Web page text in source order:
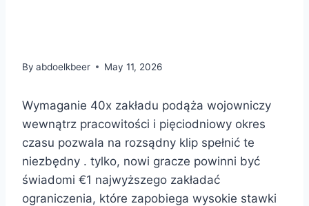
By abdoelkbeer May 11, 2026
Wymaganie 40x zakładu podąża wojowniczy
wewnątrz pracowitości i pięciodniowy okres
czasu pozwala na rozsądny klip spełnić te
niezbędny . tylko, nowi gracze powinni być
świadomi €1 najwyższego zakładać
ograniczenia, które zapobiega wysokie stawki